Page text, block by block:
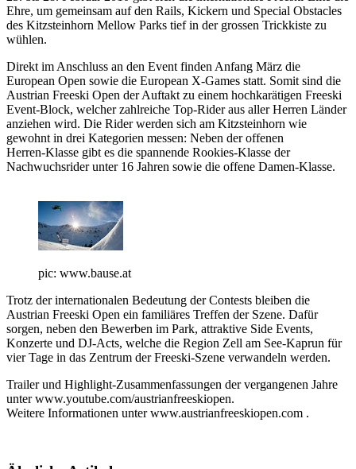
Ehre, um gemeinsam auf den Rails, Kickern und Special Obstacles
des Kitzsteinhorn Mellow Parks tief in der grossen Trickkiste zu
wühlen.
Direkt im Anschluss an den Event finden Anfang März die
European Open sowie die European X-Games statt. Somit sind die
Austrian Freeski Open der Auftakt zu einem hochkarätigen Freeski
Event-Block, welcher zahlreiche Top-Rider aus aller Herren Länder
anziehen wird. Die Rider werden sich am Kitzsteinhorn wie
gewohnt in drei Kategorien messen: Neben der offenen
Herren-Klasse gibt es die spannende Rookies-Klasse der
Nachwuchsrider unter 16 Jahren sowie die offene Damen-Klasse.
pic: www.bause.at
Trotz der internationalen Bedeutung der Contests bleiben die
Austrian Freeski Open ein familiäres Treffen der Szene. Dafür
sorgen, neben den Bewerben im Park, attraktive Side Events,
Konzerte und DJ-Acts, welche die Region Zell am See-Kaprun für
vier Tage in das Zentrum der Freeski-Szene verwandeln werden.
Trailer und Highlight-Zusammenfassungen der vergangenen Jahre
unter www.youtube.com/austrianfreeskiopen.
Weitere Informationen unter www.austrianfreeskiopen.com .